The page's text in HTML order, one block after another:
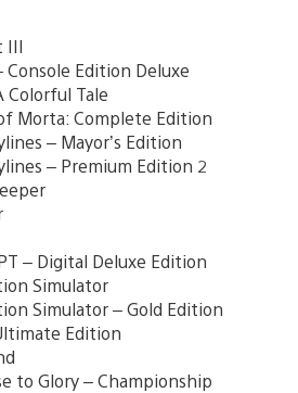
III
Console Edition Deluxe
Colorful Tale
Morta: Complete Edition
– Mayor’s Edition
– Premium Edition 2
– Digital Deluxe Edition
Simulator
Simulator – Gold Edition
Edition
to Glory – Championship